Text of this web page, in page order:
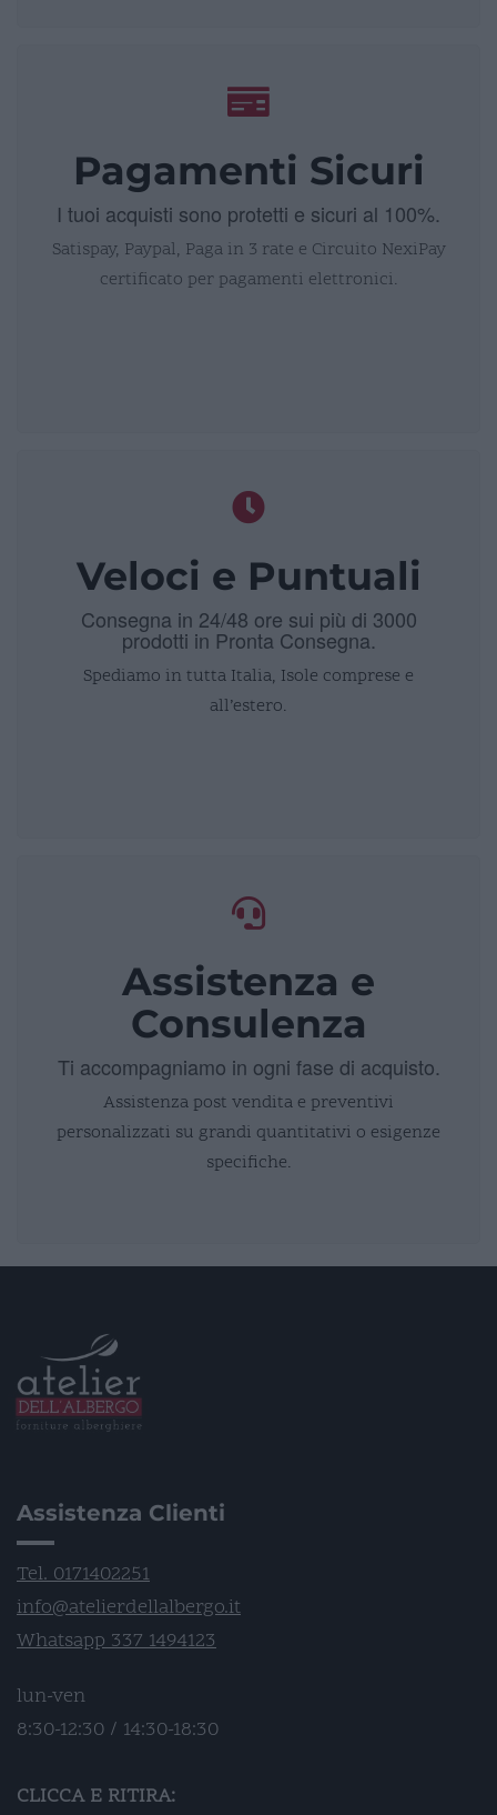
Pagamenti Sicuri
I tuoi acquisti sono protetti e sicuri al 100%.
Satispay, Paypal, Paga in 3 rate e Circuito NexiPay
certificato per pagamenti elettronici.
Veloci e Puntuali
Consegna in 24/48 ore sui più di 3000
prodotti in Pronta Consegna.
Spediamo in tutta Italia, Isole comprese e
all’estero.
Assistenza e
Consulenza
Ti accompagniamo in ogni fase di acquisto.
Assistenza post vendita e preventivi
personalizzati su grandi quantitativi o esigenze
specifiche.
Assistenza Clienti
Tel. 0171402251
info@atelierdellalbergo.it
Whatsapp 337 1494123
lun-ven
8:30-12:30 / 14:30-18:30
CLICCA E RITIRA: